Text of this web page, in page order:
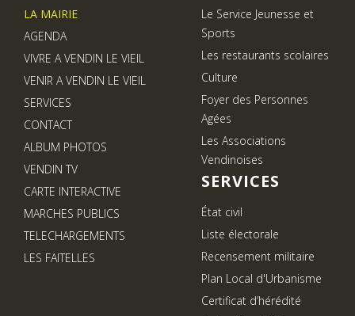
LA MAIRIE
AGENDA
VIVRE A VENDIN LE VIEIL
VENIR A VENDIN LE VIEIL
SERVICES
CONTACT
ALBUM PHOTOS
VENDIN TV
CARTE INTERACTIVE
MARCHES PUBLICS
TELECHARGEMENTS
LES FAITELLES
Le Service Jeunesse et
Sports
Les restaurants scolaires
Culture
Foyer des Personnes
Agées
Les Associations
Vendinoises
SERVICES
État civil
Liste électorale
Recensement militaire
Plan Local d'Urbanisme
Certificat d’hérédité